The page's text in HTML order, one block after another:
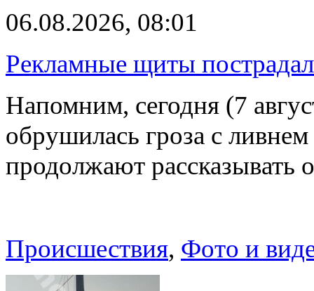
06.08.2026, 08:01
Рекламные щиты
Напомним, сегодня (7
обрушилась гроза с
продолжают рассказывать
Происшествия, Фото и